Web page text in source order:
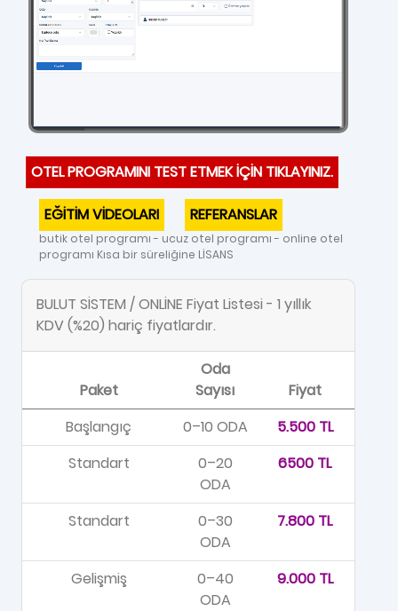
OTEL PROGRAMINI TEST ETMEK İÇİN TIKLAYINIZ.
EĞİTİM VİDEOLARI REFERANSLAR
butik otel programı - ucuz otel programı - online otel
programı Kısa bir süreliğine LİSANS
BULUT SİSTEM / ONLİNE Fiyat Listesi - 1 yıllık
KDV (%20) hariç fiyatlardır.
Paket
Oda
Sayısı
Fiyat
Başlangıç
0–10 ODA
5.500 TL
Standart
0–20
ODA
6500 TL
Standart
0–30
ODA
7.800 TL
Gelişmiş
0–40
ODA
9.000 TL